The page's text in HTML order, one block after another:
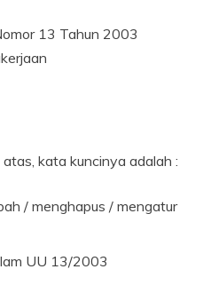
13 Tahun 2003
kata kuncinya adalah :
/ menghapus / mengatur
UU 13/2003